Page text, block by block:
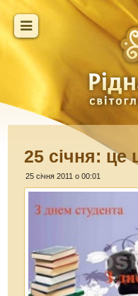
25 січня: це
25 січня 2011 о 00:01